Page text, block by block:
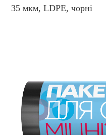
35 мкм, LDPE, чорні